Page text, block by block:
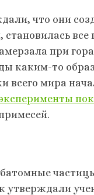
что они
при
каким-то
всего мира
утверждали